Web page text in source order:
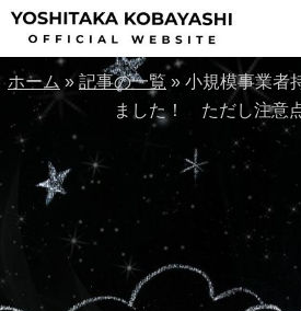
Skip
content
Skip
footer
ホーム » 記事の一覧 » 小規模事業者
ました！ ただし注意